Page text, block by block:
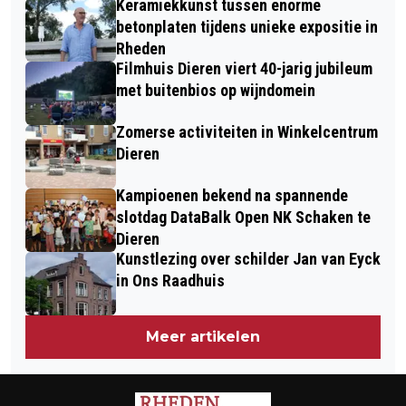
Keramiekkunst tussen enorme
betonplaten tijdens unieke expositie in
Rheden
Filmhuis Dieren viert 40-jarig jubileum
met buitenbios op wijndomein
Zomerse activiteiten in Winkelcentrum
Dieren
Kampioenen bekend na spannende
slotdag DataBalk Open NK Schaken te
Dieren
Kunstlezing over schilder Jan van Eyck
in Ons Raadhuis
Meer artikelen